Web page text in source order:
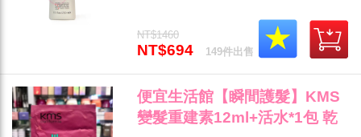
NT$1460
NT$694 149件出售
便宜生活館【瞬間護髮】KMS
變髮重建素12ml+活水*1包 乾